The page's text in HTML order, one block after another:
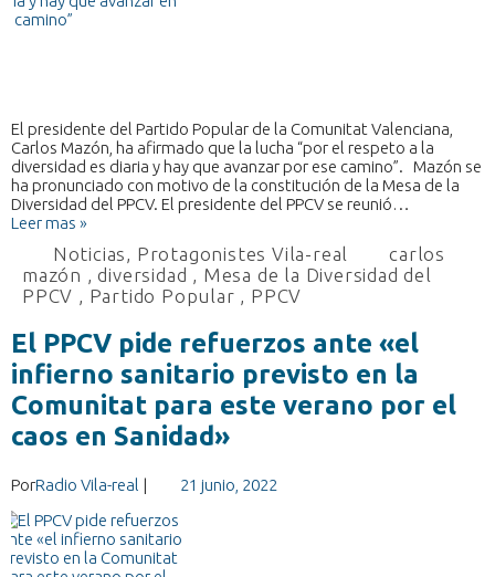
El presidente del Partido Popular de la Comunitat Valenciana,
Carlos Mazón, ha afirmado que la lucha “por el respeto a la
diversidad es diaria y hay que avanzar por ese camino”. Mazón se
ha pronunciado con motivo de la constitución de la Mesa de la
Diversidad del PPCV. El presidente del PPCV se reunió…
Leer mas »
Noticias, Protagonistes Vila-real
carlos
mazón ,diversidad , Mesa de la Diversidad del
PPCV , Partido Popular , PPCV
El PPCV pide refuerzos ante «el
infierno sanitario previsto en la
Comunitat para este verano por el
caos en Sanidad»
PorRadio Vila-real | 21 junio, 2022